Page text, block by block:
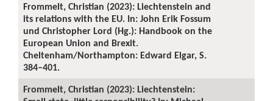
Frommelt, Christian (2023): Liechtenstein and
its relations with the EU. In: John Erik Fossum
und Christopher Lord (Hg.): Handbook on the
European Union and Brexit.
Cheltenham/Northampton: Edward Elgar, S.
384–401.
Frommelt, Christian (2023): Liechtenstein: